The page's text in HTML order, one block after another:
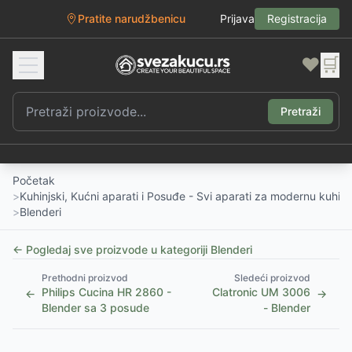
Pratite narudžbenicu Prijava Registracija
❤️ 🛒
Pretraži
Početak
>Kuhinjski, Kućni aparati i Posuđe - Svi aparati za modernu
>Blenderi
← Pogledaj sve proizvode u kategoriji Blenderi
←
Prethodni proizvod
Philips Cucina HR 2860 -
Blender sa 3 posude
Sledeći proizvod
Clatronic UM 3006
- Blender
→